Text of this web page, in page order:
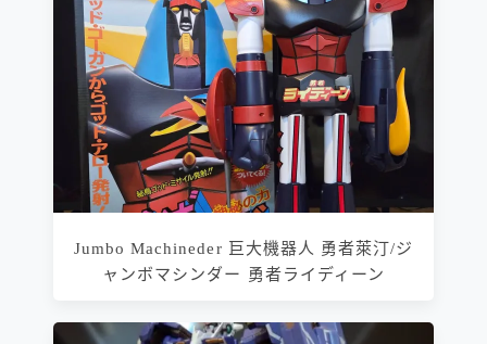
Jumbo Machineder 巨大機器人 勇者萊汀/ジ
ャンボマシンダー 勇者ライディーン